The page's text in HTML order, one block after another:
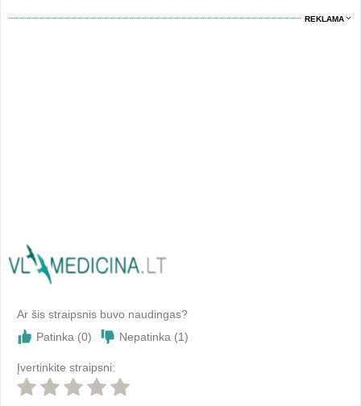
REKLAMA
Ar šis straipsnis buvo naudingas?
Patinka (0) Nepatinka (1)
Įvertinkite straipsni: